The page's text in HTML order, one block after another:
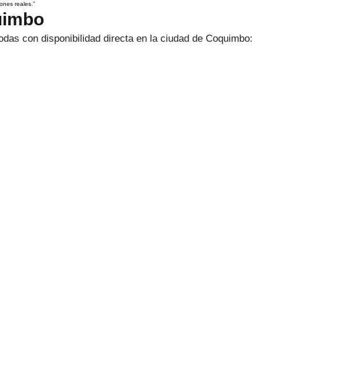
reales.”
con disponibilidad directa en la ciudad de Coquimbo: